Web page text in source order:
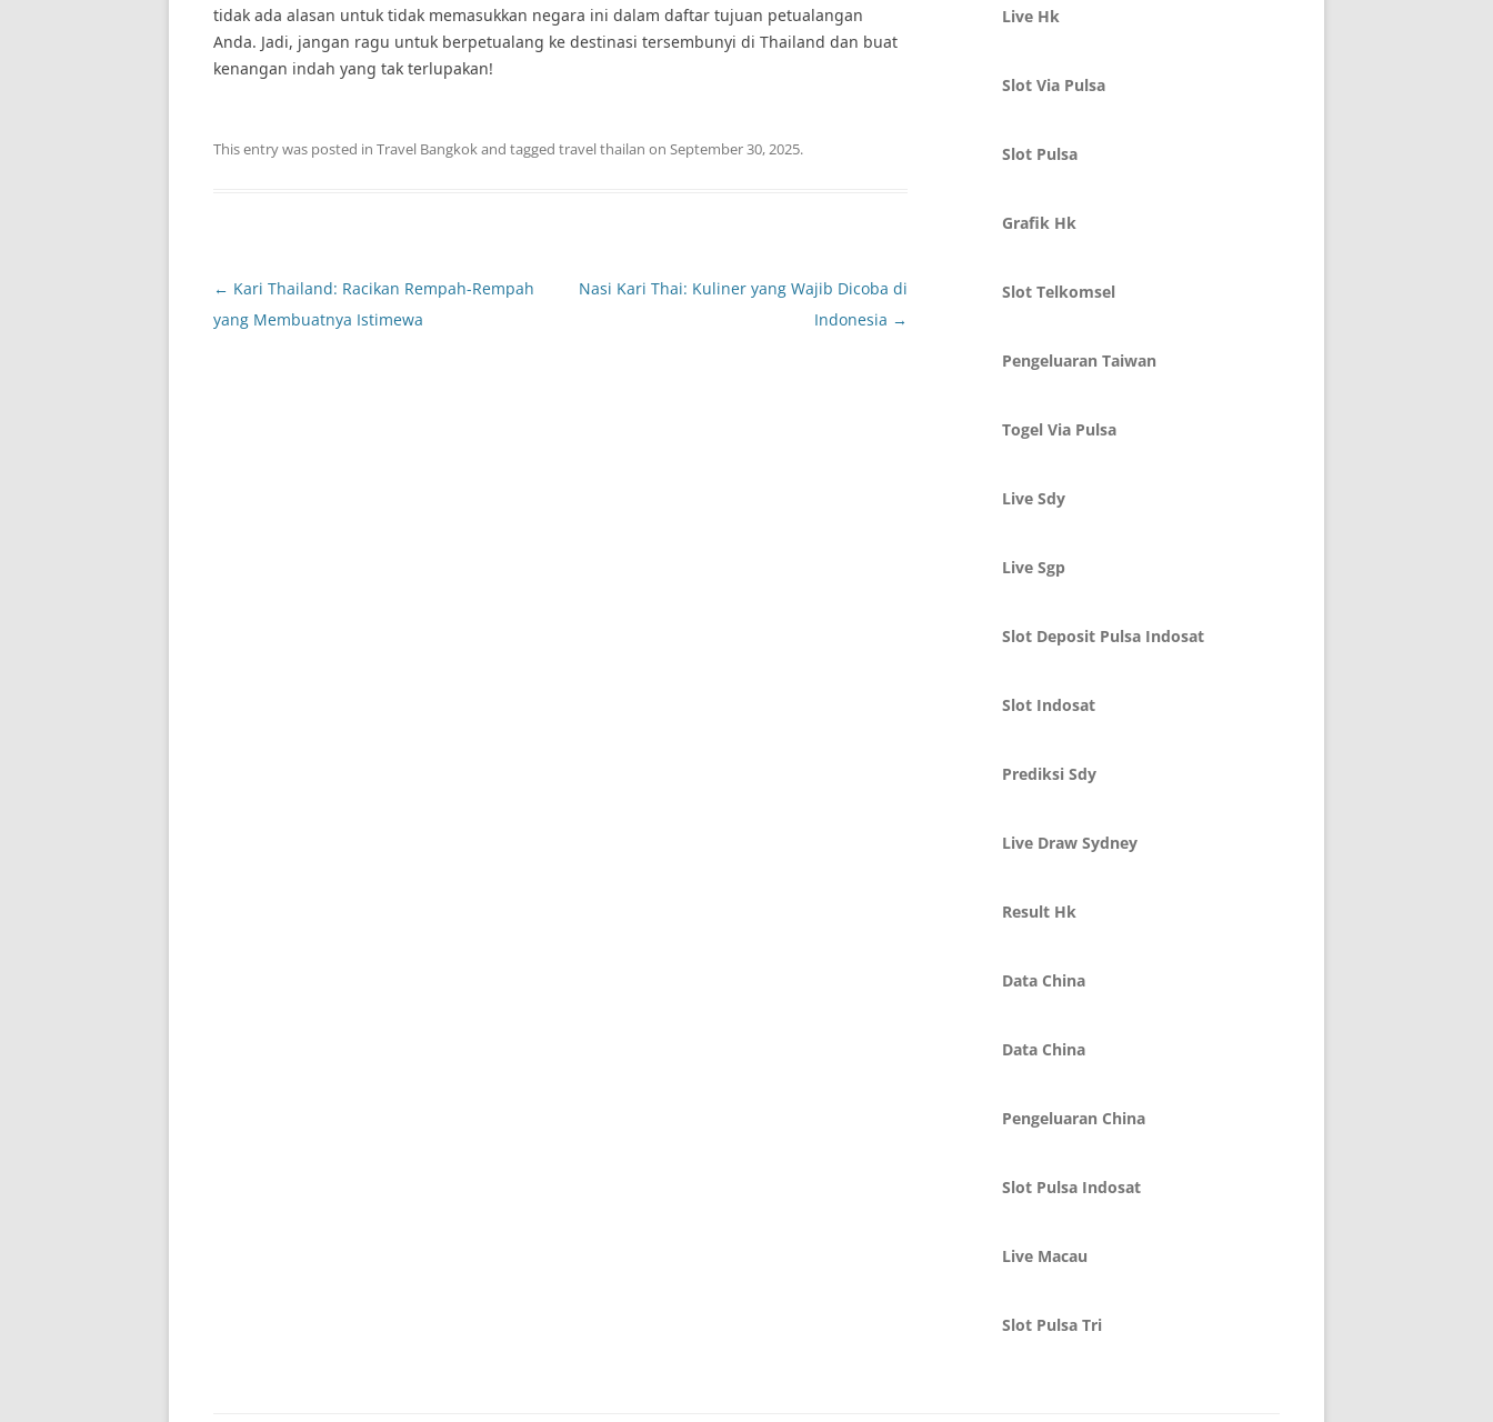
tidak ada alasan untuk tidak memasukkan negara ini dalam daftar tujuan petualangan
Anda. Jadi, jangan ragu untuk berpetualang ke destinasi tersembunyi di Thailand dan buat
kenangan indah yang tak terlupakan!
This entry was posted in Travel Bangkokand tagged travel thailan on September 30, 2025.
Post
navigation
← Kari Thailand: Racikan Rempah-Rempah
yang Membuatnya Istimewa
Nasi Kari Thai: Kuliner yang Wajib Dicoba di
Indonesia →
Live Hk
Slot Via Pulsa
Slot Pulsa
Grafik Hk
Slot Telkomsel
Pengeluaran Taiwan
Togel Via Pulsa
Live Sdy
Live Sgp
Slot Deposit Pulsa Indosat
Slot Indosat
Prediksi Sdy
Live Draw Sydney
Result Hk
Data China
Data China
Pengeluaran China
Slot Pulsa Indosat
Live Macau
Slot Pulsa Tri